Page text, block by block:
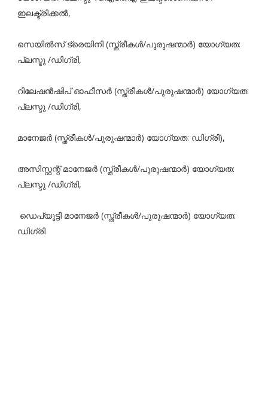
ഇലക്ട്രിക്കൽ,
സെയിൽസ്‌ ട്രെയിനി (സ്ത്രീകൾ/പുരുഷന്മാർ) യോഗ്യത:
പ്ലസ്ടു /ഡിഗ്രി,
റിലേഷൻഷിപ് ഓഫീസർ (സ്ത്രീകൾ/പുരുഷന്മാർ) യോഗ്യത:
പ്ലസ്ടു /ഡിഗ്രി,
മാനേജർ (സ്ത്രീകൾ/പുരുഷന്മാർ) യോഗ്യത: ഡിഗ്രി),
അസിസ്റ്റന്റ് മാനേജർ (സ്ത്രീകൾ/പുരുഷന്മാർ) യോഗ്യത:
പ്ലസ്ടു /ഡിഗ്രി,
ഡെപ്യൂട്ടി മാനേജർ (സ്ത്രീകൾ/പുരുഷന്മാർ) യോഗ്യത:
ഡിഗ്രി